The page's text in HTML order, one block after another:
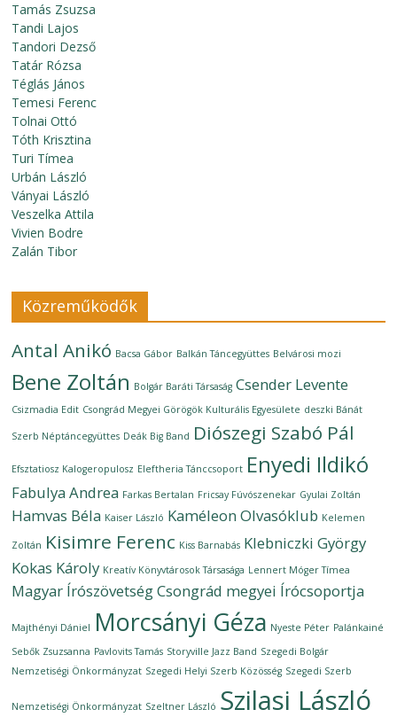
Tamás Zsuzsa
Tandi Lajos
Tandori Dezső
Tatár Rózsa
Téglás János
Temesi Ferenc
Tolnai Ottó
Tóth Krisztina
Turi Tímea
Urbán László
Ványai László
Veszelka Attila
Vivien Bodre
Zalán Tibor
Közreműködők
Antal Anikó Bacsa Gábor Balkán Táncegyüttes Belvárosi mozi
Bene Zoltán Bolgár Baráti Társaság Csender Levente
Csizmadia Edit Csongrád Megyei Görögök Kulturális Egyesülete deszki Bánát
Szerb Néptáncegyüttes Deák Big Band Diószegi Szabó Pál
Efsztatiosz Kalogeropulosz Eleftheria Tánccsoport Enyedi Ildikó
Fabulya Andrea Farkas Bertalan Fricsay Fúvószenekar Gyulai Zoltán
Hamvas Béla Kaiser László Kaméleon Olvasóklub Kelemen
Zoltán Kisimre Ferenc Kiss Barnabás Klebniczki György
Kokas Károly Kreatív Könyvtárosok Társasága Lennert Móger Tímea
Magyar Írószövetség Csongrád megyei Írócsoportja
Majthényi Dániel Morcsányi Géza Nyeste Péter Palánkainé
Sebők Zsuzsanna Pavlovits Tamás Storyville Jazz Band Szegedi Bolgár
Nemzetiségi Önkormányzat Szegedi Helyi Szerb Közösség Szegedi Szerb
Nemzetiségi Önkormányzat Szeltner László Szilasi László